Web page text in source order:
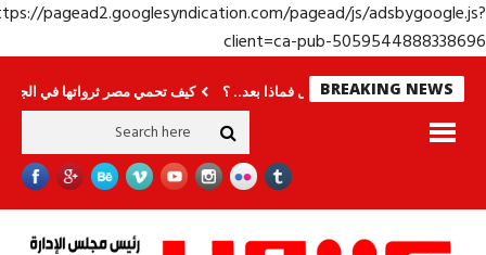
https://pagead2.googlesyndication.com/pagead/js/
client=ca-pub-
BREAKING NEWS
انتهى المونديال فماذا بعد.. ؟ كيف تحمي مصر ثرواتها في الجنوب؟